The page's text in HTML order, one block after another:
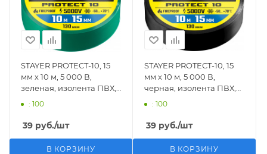
STAYER PROTECT-10, 15
мм х 10 м, 5 000 В,
зеленая, изолента ПВХ,
Professional (12291-G)
: 100
39 руб./шт
В КОРЗИНУ
STAYER PROTECT-10, 15
мм х 10 м, 5 000 В,
черная, изолента ПВХ,
Professional (12291-D)
: 100
39 руб./шт
В КОРЗИНУ